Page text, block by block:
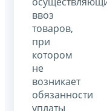
ввоз
товаров,
при
котором
не
возникает
обязанности
уплаты